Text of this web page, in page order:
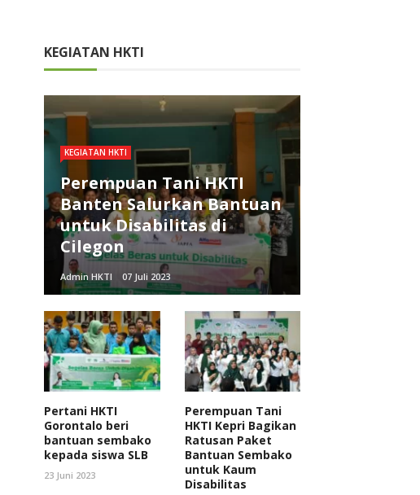
KEGIATAN HKTI
KEGIATAN HKTI
Perempuan Tani HKTI
Banten Salurkan Bantuan
untuk Disabilitas di
Cilegon
Admin HKTI 07 Juli 2023
Pertani HKTI
Gorontalo beri
bantuan sembako
kepada siswa SLB
23 Juni 2023
Perempuan Tani
HKTI Kepri Bagikan
Ratusan Paket
Bantuan Sembako
untuk Kaum
Disabilitas